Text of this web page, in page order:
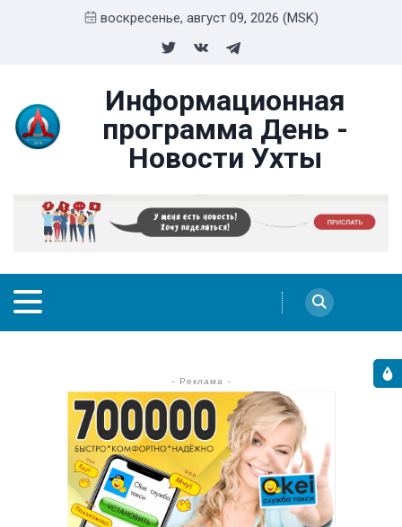
воскресенье, август 09, 2026 (MSK)
Информационная
программа День -
Новости Ухты
- Реклама -